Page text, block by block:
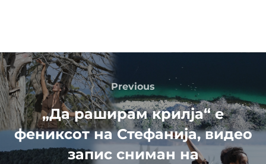
Post
navigation
Previous
Previous
„Да раширам крилја“ е
фениксот на Стефанија, видео
запис сниман на